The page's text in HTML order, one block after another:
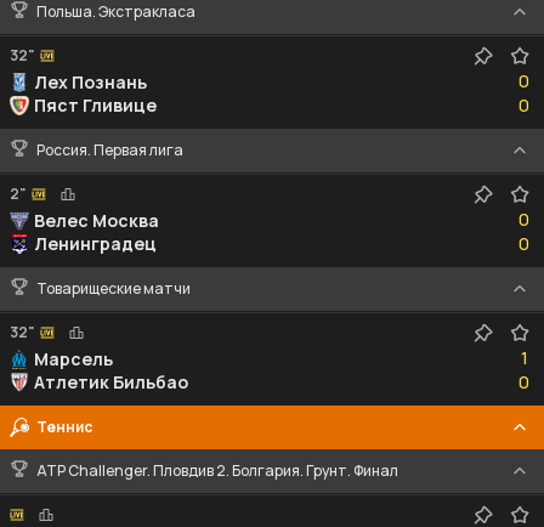
Польша. Экстракласа
32"
Лех Познань
Пяст Гливице
0
0
0
0
Россия. Первая лига
2"
Велес Москва
Ленинградец
0
0
0
0
Товарищеские матчи
32"
Марсель
Атлетик Бильбао
1
10
0
Теннис
ATP Challenger. Пловдив 2. Болгария. Грунт. Финал
1